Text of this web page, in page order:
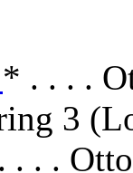
* . . . .
3
. . .